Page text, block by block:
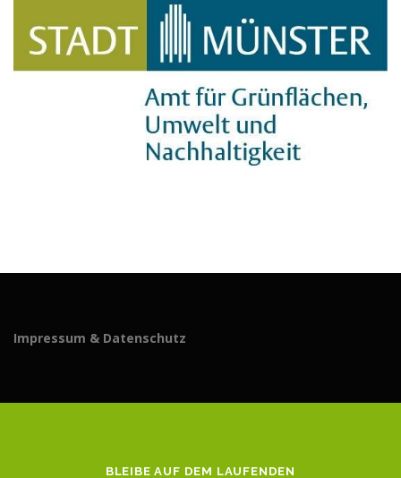
Impressum & Datenschutz
BLEIBE AUF DEM LAUFENDEN